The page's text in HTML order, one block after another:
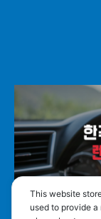
This website
used to provide